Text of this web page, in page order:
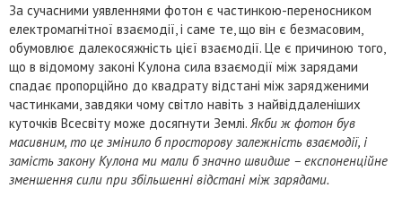
За сучасними уявленнями фотон є частинкою-переносником
електромагнітної взаємодії, і саме те, що він є безмасовим,
обумовлює далекосяжність цієї взаємодії. Це є причиною того,
що в відомому законі Кулона сила взаємодії між зарядами
спадає пропорційно до квадрату відстані між зарядженими
частинками, завдяки чому світло навіть з найвіддаленіших
куточків Всесвіту може досягнути Землі. Якби ж фотон був
масивним, то це змінило б просторову залежність взаємодії, і
замість закону Кулона ми мали б значно швидше – експоненційне
зменшення сили при збільшенні відстані між зарядами.